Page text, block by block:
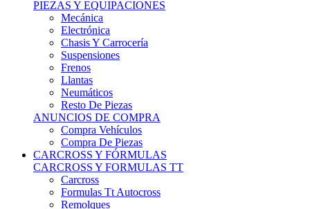
Electrónica
Chasis Y Carrocería
Suspensiones
Frenos
Llantas
Neumáticos
Resto De Piezas
ANUNCIOS DE COMPRA
Compra Vehículos
Compra De Piezas
CARCROSS Y FÓRMULAS
CARCROSS Y FORMULAS TT
Carcross
Formulas Tt Autocross
Remolques
PIEZAS Y EQUIPACIONES